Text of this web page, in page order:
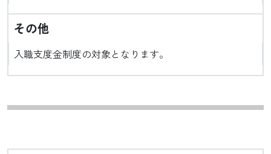
その他
入職支度金制度の対象となります。